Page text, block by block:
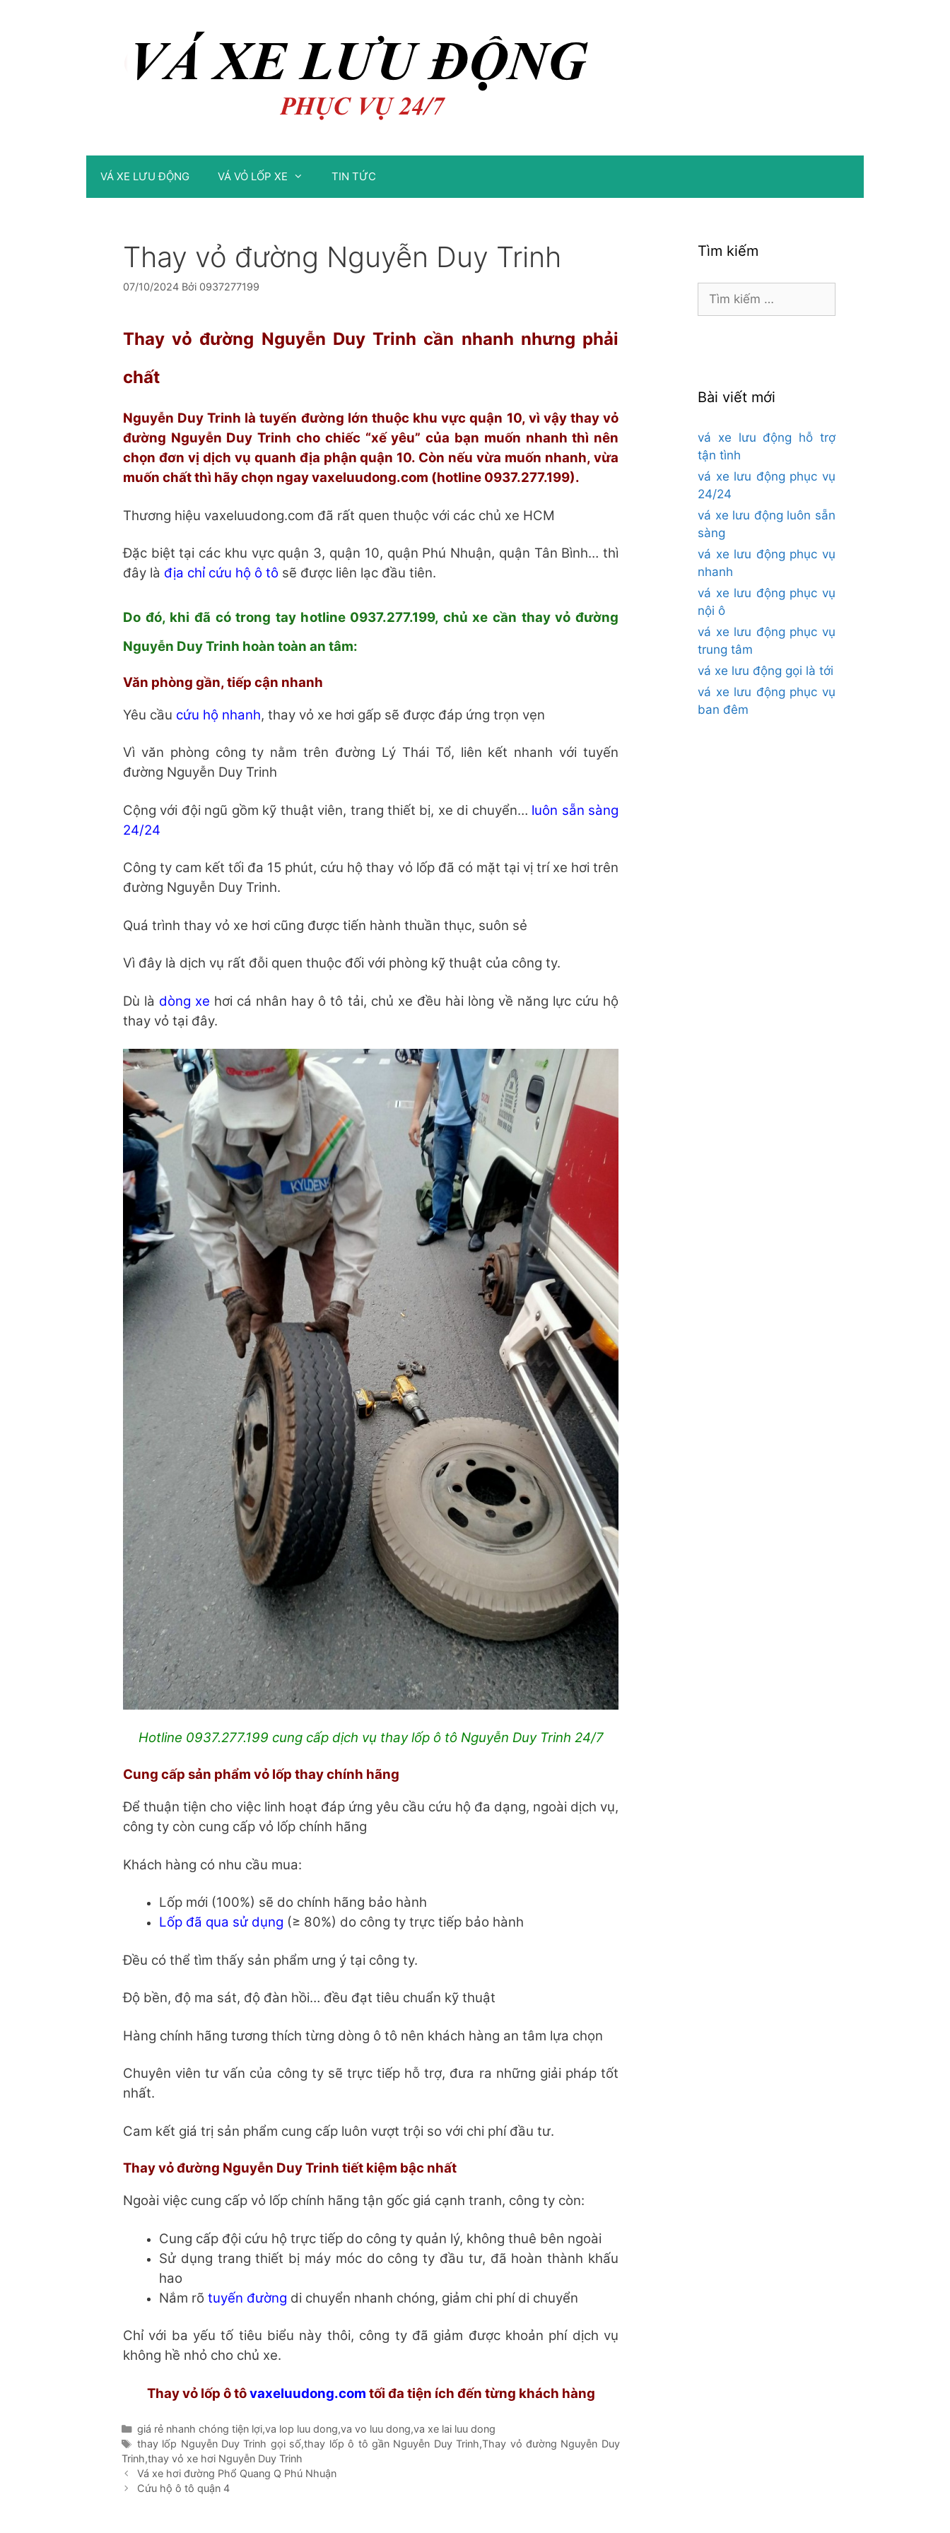
VÁ XE LƯU ĐỘNG VÁ VỎ LỐP XE TIN TỨC
Thay vỏ đường Nguyễn Duy Trinh
07/10/2024 Bởi 0937277199
Thay vỏ đường Nguyễn Duy Trinh cần nhanh nhưng phải
chất
Nguyễn Duy Trinh là tuyến đường lớn thuộc khu vực quận 10, vì vậy thay vỏ
đường Nguyễn Duy Trinh cho chiếc “xế yêu” của bạn muốn nhanh thì nên
chọn đơn vị dịch vụ quanh địa phận quận 10. Còn nếu vừa muốn nhanh, vừa
muốn chất thì hãy chọn ngay vaxeluudong.com (hotline 0937.277.199).
Thương hiệu vaxeluudong.com đã rất quen thuộc với các chủ xe HCM
Đặc biệt tại các khu vực quận 3, quận 10, quận Phú Nhuận, quận Tân Bình… thì
đây là địa chỉ cứu hộ ô tôsẽ được liên lạc đầu tiên.
Do đó, khi đã có trong tay hotline 0937.277.199, chủ xe cần thay vỏ đường
Nguyễn Duy Trinh hoàn toàn an tâm:
Văn phòng gần, tiếp cận nhanh
Yêu cầu cứu hộ nhanh, thay vỏ xe hơi gấp sẽ được đáp ứng trọn vẹn
Vì văn phòng công ty nằm trên đường Lý Thái Tổ, liên kết nhanh với tuyến
đường Nguyễn Duy Trinh
Cộng với đội ngũ gồm kỹ thuật viên, trang thiết bị, xe di chuyển… luôn sẵn sàng
24/24
Công ty cam kết tối đa 15 phút, cứu hộ thay vỏ lốp đã có mặt tại vị trí xe hơi trên
đường Nguyễn Duy Trinh.
Quá trình thay vỏ xe hơi cũng được tiến hành thuần thục, suôn sẻ
Vì đây là dịch vụ rất đỗi quen thuộc đối với phòng kỹ thuật của công ty.
Dù là dòng xe hơi cá nhân hay ô tô tải, chủ xe đều hài lòng về năng lực cứu hộ
thay vỏ tại đây.
Hotline 0937.277.199 cung cấp dịch vụ thay lốp ô tô Nguyễn Duy Trinh 24/7
Cung cấp sản phẩm vỏ lốp thay chính hãng
Để thuận tiện cho việc linh hoạt đáp ứng yêu cầu cứu hộ đa dạng, ngoài dịch vụ,
công ty còn cung cấp vỏ lốp chính hãng
Khách hàng có nhu cầu mua:
Lốp mới (100%) sẽ do chính hãng bảo hành
Lốp đã qua sử dụng (≥ 80%) do công ty trực tiếp bảo hành
Đều có thể tìm thấy sản phẩm ưng ý tại công ty.
Độ bền, độ ma sát, độ đàn hồi… đều đạt tiêu chuẩn kỹ thuật
Hàng chính hãng tương thích từng dòng ô tô nên khách hàng an tâm lựa chọn
Chuyên viên tư vấn của công ty sẽ trực tiếp hỗ trợ, đưa ra những giải pháp tốt
nhất.
Cam kết giá trị sản phẩm cung cấp luôn vượt trội so với chi phí đầu tư.
Thay vỏ đường Nguyễn Duy Trinh tiết kiệm bậc nhất
Ngoài việc cung cấp vỏ lốp chính hãng tận gốc giá cạnh tranh, công ty còn:
Cung cấp đội cứu hộ trực tiếp do công ty quản lý, không thuê bên ngoài
Sử dụng trang thiết bị máy móc do công ty đầu tư, đã hoàn thành khấu
hao
Nắm rõ tuyến đường di chuyển nhanh chóng, giảm chi phí di chuyển
Chỉ với ba yếu tố tiêu biểu này thôi, công ty đã giảm được khoản phí dịch vụ
không hề nhỏ cho chủ xe.
Thay vỏ lốp ô tôvaxeluudong.com tối đa tiện ích đến từng khách hàng
Danh
mục
giá rẻ nhanh chóng tiện lợi,va lop luu dong,va vo luu dong,va xe lai luu dong
Thẻ
thay lốp Nguyễn Duy Trinh gọi số,thay lốp ô tô gần Nguyễn Duy Trinh,Thay vỏ đường Nguyễn Duy
Trinh,thay vỏ xe hơi Nguyễn Duy Trinh
Vá xe hơi đường Phổ Quang Q Phú Nhuận
Cứu hộ ô tô quận 4
Tìm kiếm
Tìm
Bài viết mới
vá xe lưu động hỗ trợ
tận tình
vá xe lưu động phục vụ
24/24
vá xe lưu động luôn sẵn
sàng
vá xe lưu động phục vụ
nhanh
vá xe lưu động phục vụ
nội ô
vá xe lưu động phục vụ
trung tâm
vá xe lưu động gọi là tới
vá xe lưu động phục vụ
ban đêm